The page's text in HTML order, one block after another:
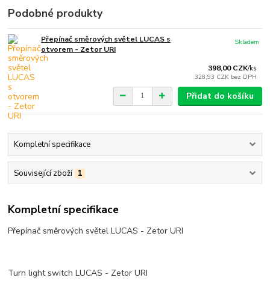
Podobné produkty
Přepínač směrových světel LUCAS s
otvorem - Zetor URI
398,00 CZK/ks
328,93 CZK bez DPH
Skladem
Přidat do košíku
Kompletní specifikace
Související zboží 1
Kompletní specifikace
Přepínač směrových světel LUCAS - Zetor URI
Turn light switch LUCAS - Zetor URI